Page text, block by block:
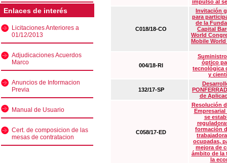
Enlaces de interés
Licitaciones Anteriores a
01/12/2013
Adjudicaciones Acuerdos
Marco
Anuncios de Informacion
Previa
Manual de Usuario
Cert. de composicion de las
mesas de contratacion
impulso al
C018/18-CO
Invitación
para
de la
Capital
World
Mobile
004/18-RI
óptico
tecnológica
y
132/17-SP
de
C058/17-ED
Resolución
Empresarial
se
formación
ocupadas,
mejora de
ámbito de la
la